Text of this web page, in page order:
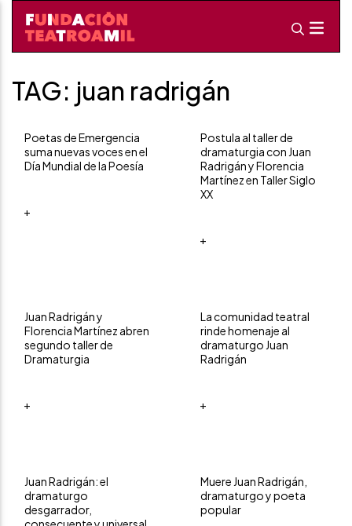
TAG: juan radrigán
Poetas de Emergencia
suma nuevas voces en el
Día Mundial de la Poesía
+
Postula al taller de
dramaturgia con Juan
Radrigán y Florencia
Martínez en Taller Siglo
XX
+
Juan Radrigán y
Florencia Martínez abren
segundo taller de
Dramaturgia
+
La comunidad teatral
rinde homenaje al
dramaturgo Juan
Radrigán
+
Juan Radrigán: el
dramaturgo
desgarrador,
Muere Juan Radrigán,
dramaturgo y poeta
popular